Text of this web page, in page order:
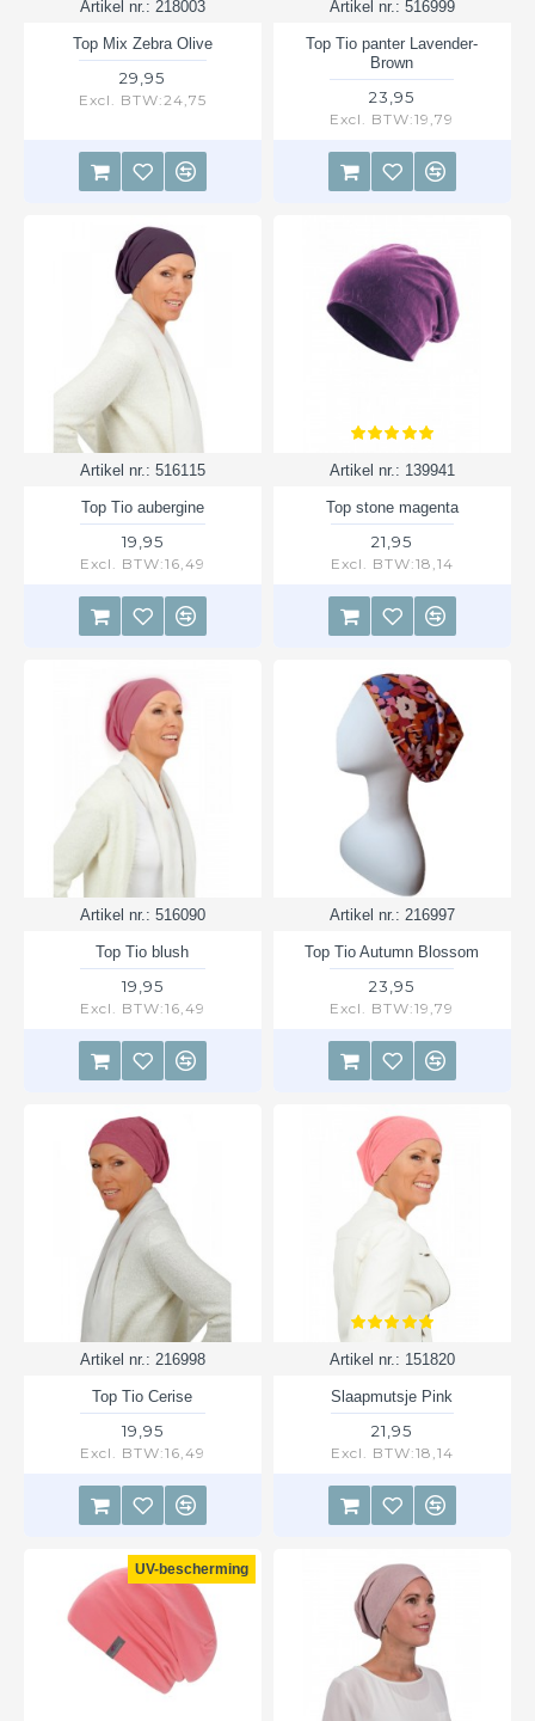
Artikel nr.: 218003
Top Mix Zebra Olive
29,95
Excl. BTW:24,75
Artikel nr.: 516999
Top Tio panter Lavender-
Brown
23,95
Excl. BTW:19,79
Artikel nr.: 516115
Top Tio aubergine
19,95
Excl. BTW:16,49
Artikel nr.: 139941
Top stone magenta
21,95
Excl. BTW:18,14
Artikel nr.: 516090
Top Tio blush
19,95
Excl. BTW:16,49
Artikel nr.: 216997
Top Tio Autumn Blossom
23,95
Excl. BTW:19,79
Artikel nr.: 216998
Top Tio Cerise
19,95
Excl. BTW:16,49
Artikel nr.: 151820
Slaapmutsje Pink
21,95
Excl. BTW:18,14
UV-bescherming